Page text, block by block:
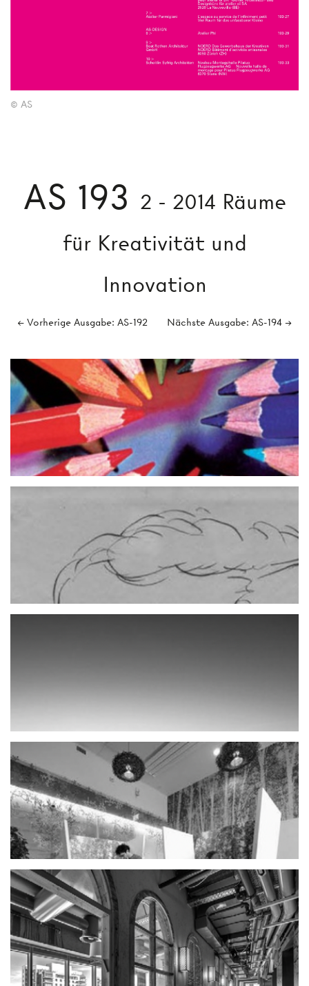
© AS
AS 193 2 - 2014 Räume
für Kreativität und
Innovation
← Vorherige Ausgabe: AS-192 Nächste Ausgabe: AS-194 →